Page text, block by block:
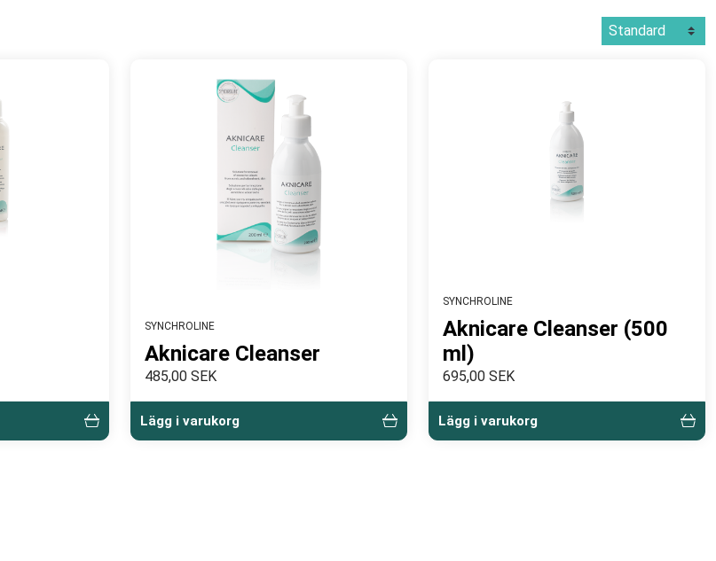
SYNCHROLINE
Aknicare Cleanser
485,00 SEK
Lägg i varukorg
SYNCHROLINE
Aknicare Cleanser (500
ml)
695,00 SEK
Lägg i varukorg